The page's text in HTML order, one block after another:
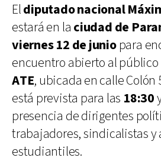
Eldiputado nacional
estará en la ciudad de
viernes 12 de juniopara
encuentro abierto al
ATE, ubicada en calle Colón
está prevista para las 18:30
presencia de dirigentes
trabajadores, sindicalistas y
estudiantiles.